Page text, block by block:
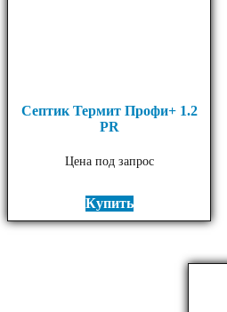
Септик Термит Профи+ 1.2
PR
Цена под запрос
Купить